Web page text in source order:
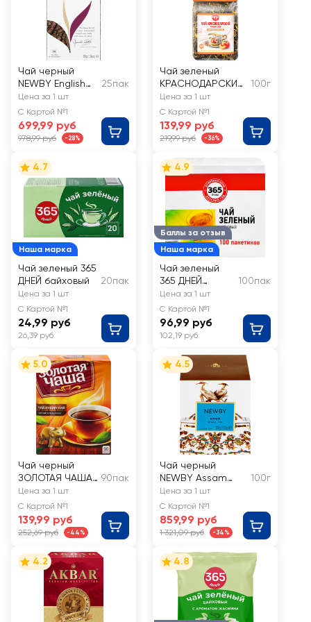
Чай черный
NEWBY English
Breakfast
байховый
25пак
Цена за 1 шт
С Картой №1
699,99 руб
978,99 руб -28%
Чай зеленый
КРАСНОДАРСКИЙ
ГОСТ ЧАЙ РУЧНОЙ
СБОР Персиковый
сад байховый,
листовой
100г
Цена за 1 шт
С Картой №1
139,99 руб
219,99 руб -36%
Наша марка
4.7
Чай зеленый 365
ДНЕЙ байховый
20пак
Цена за 1 шт
С Картой №1
24,99 руб
26,39 руб
Баллы за отзыв
Наша марка
4.9
Чай зеленый
365 ДНЕЙ
байховый
100пак
Цена за 1 шт
С Картой №1
96,99 руб
102,19 руб
5.0
Чай черный
ЗОЛОТАЯ ЧАША
Индийский
байховый
90пак
Цена за 1 шт
С Картой №1
139,99 руб
252,69 руб -44%
4.5
Чай черный
NEWBY Assam
байховый,
листовой
100г
Цена за 1 шт
С Картой №1
859,99 руб
1 321,09 руб -34%
4.2 4.8